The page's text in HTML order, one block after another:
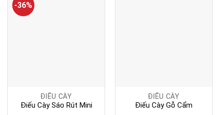
-36%
ĐIẾU CÀY
Điếu Cày Sáo Rút Mini
ĐIẾU CÀY
Điếu Cày Gỗ Cẩm